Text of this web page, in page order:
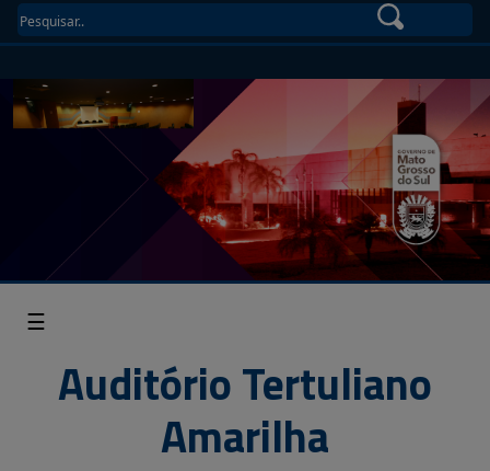
☰
Auditório Tertuliano
Amarilha